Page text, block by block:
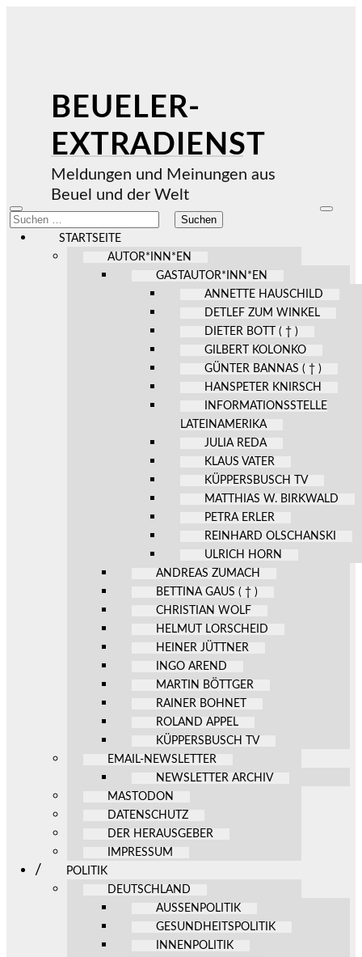
BEUELER-
EXTRADIENST
Meldungen und Meinungen aus
Beuel und der Welt
Mobile-
Menü
ein-/ausblenden
Suchen
nach:
STARTSEITE
AUTOR*INN*EN
GASTAUTOR*INN*EN
ANNETTE HAUSCHILD
DETLEF ZUM WINKEL
DIETER BOTT ( † )
GILBERT KOLONKO
GÜNTER BANNAS ( † )
HANSPETER KNIRSCH
INFORMATIONSSTELLE
LATEINAMERIKA
JULIA REDA
KLAUS VATER
KÜPPERSBUSCH TV
MATTHIAS W. BIRKWALD
PETRA ERLER
REINHARD OLSCHANSKI
ULRICH HORN
ANDREAS ZUMACH
BETTINA GAUS ( † )
CHRISTIAN WOLF
HELMUT LORSCHEID
HEINER JÜTTNER
INGO AREND
MARTIN BÖTTGER
RAINER BOHNET
ROLAND APPEL
KÜPPERSBUSCH TV
EMAIL-NEWSLETTER
NEWSLETTER ARCHIV
MASTODON
DATENSCHUTZ
DER HERAUSGEBER
IMPRESSUM
POLITIK
DEUTSCHLAND
AUSSENPOLITIK
GESUNDHEITSPOLITIK
INNENPOLITIK